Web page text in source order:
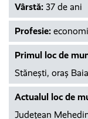
Vârstă: 37 de ani
Profesie:
Primul loc de
Stănești, oraș
Actualul loc de
Județean